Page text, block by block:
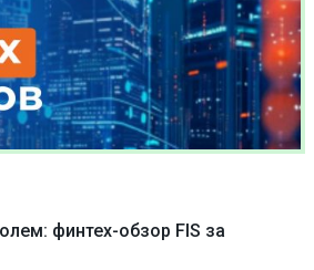
финтех-обзор FIS за